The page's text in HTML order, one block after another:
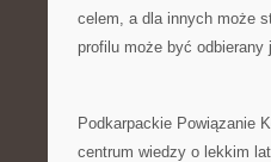
celem, a dla innych może
profilu może być odbierany
Podkarpackie Powiązanie
centrum wiedzy o lekkim